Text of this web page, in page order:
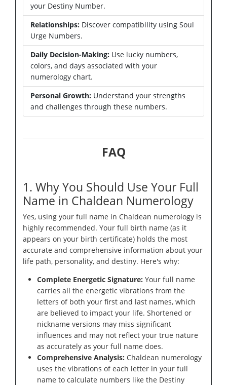
your Destiny Number.
Relationships: Discover compatibility using Soul
Urge Numbers.
Daily Decision-Making: Use lucky numbers,
colors, and days associated with your
numerology chart.
Personal Growth: Understand your strengths
and challenges through these numbers.
FAQ
1. Why You Should Use Your Full
Name in Chaldean Numerology
Yes, using your full name in Chaldean numerology is
highly recommended. Your full birth name (as it
appears on your birth certificate) holds the most
accurate and comprehensive information about your
life path, personality, and destiny. Here's why:
Complete Energetic Signature: Your full name
carries all the energetic vibrations from the
letters of both your first and last names, which
are believed to impact your life. Shortened or
nickname versions may miss significant
influences and may not reflect your true nature
as accurately as your full name does.
Comprehensive Analysis: Chaldean numerology
uses the vibrations of each letter in your full
name to calculate numbers like the Destiny